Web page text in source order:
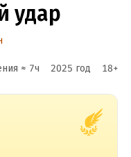
удар
≈ 7ч 2025 год 18+